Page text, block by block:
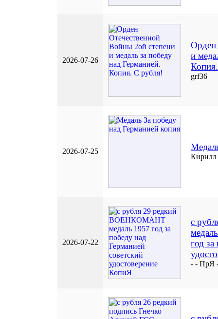
2026-07-26
Орден
и
grf36
2026-07-25
Кирилл
2026-07-22
с
год за
- - ПрЯ